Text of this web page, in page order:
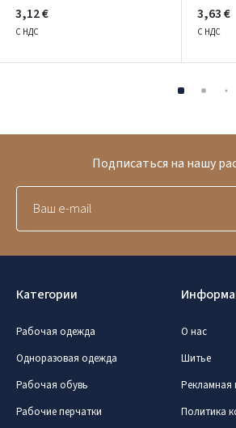
3,12 €
С НДС
3,63 €
С НДС
Категории
Рабочая одежда
Одноразовая одежда
Рабочая обувь
Рабочие перчатки
О нас
Шитье
Рекламная
Политика
Подписаться на нашу